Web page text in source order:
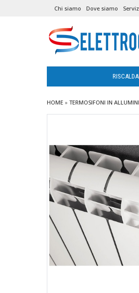
Chi siamo Dove siamo
HOME» TERMOSIFONI IN